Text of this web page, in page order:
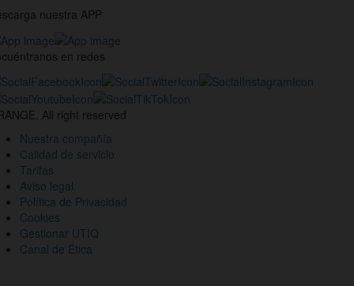
nuestra APP
en redes
All right reserved
Nuestra compañía
Calidad de servicio
Tarifas
Aviso legal
Política de Privacidad
Cookies
Gestionar UTIQ
Canal de Ética